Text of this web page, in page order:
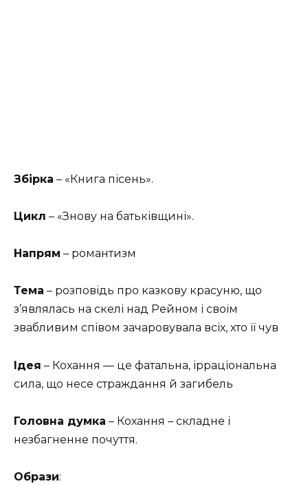
Збірка – «Книга пісень».
Цикл – «Знову на батьківщині».
Напрям – романтизм
Тема – розповідь про казкову красуню, що
з’‎являлась на скелі над Рейном і своїм
звабливим співом зачаровувала всіх, хто її чув
Ідея – Кохання — це фатальна, ірраціональна
сила, що несе страждання й загибель
Головна думка – Кохання – складне і
незбагненне почуття.
Образи: